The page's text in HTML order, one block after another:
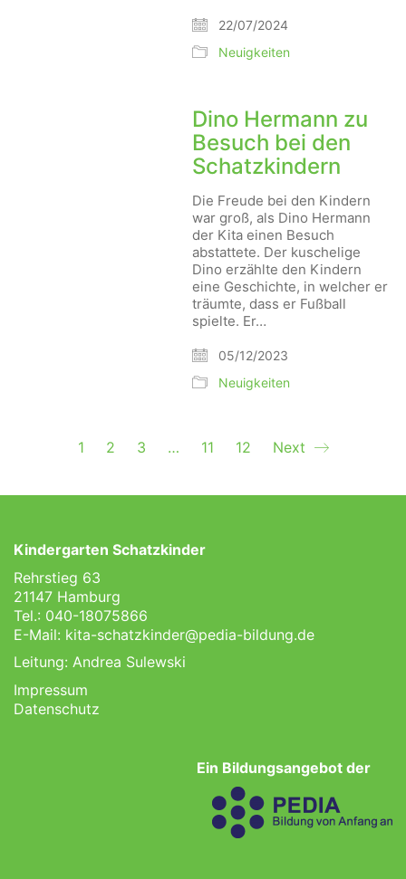
22/07/2024
Neuigkeiten
Dino Hermann zu
Besuch bei den
Schatzkindern
Die Freude bei den Kindern
war groß, als Dino Hermann
der Kita einen Besuch
abstattete. Der kuschelige
Dino erzählte den Kindern
eine Geschichte, in welcher er
träumte, dass er Fußball
spielte. Er…
05/12/2023
Neuigkeiten
1 2 3 … 11 12 Next
Kindergarten Schatzkinder
Rehrstieg 63
21147 Hamburg
Tel.: 040-18075866
E-Mail: kita-schatzkinder@pedia-bildung.de
Leitung: Andrea Sulewski
Impressum
Datenschutz
Ein Bildungsangebot der